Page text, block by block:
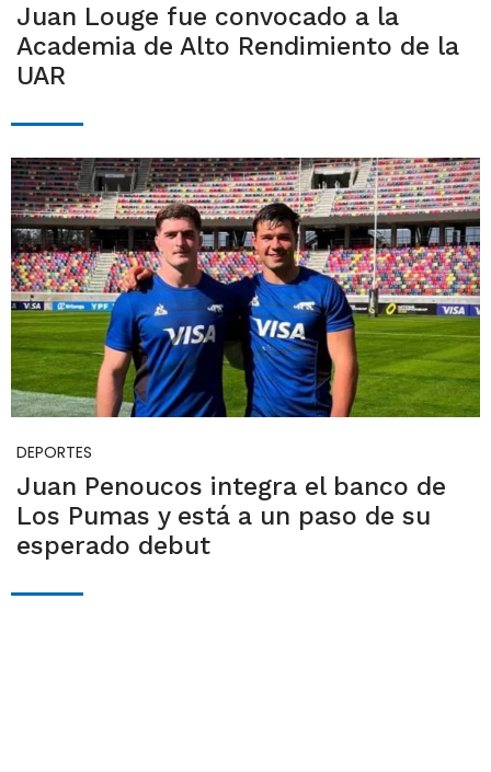
Juan Louge fue convocado a la
Academia de Alto Rendimiento de la
UAR
DEPORTES
Juan Penoucos integra el banco de
Los Pumas y está a un paso de su
esperado debut